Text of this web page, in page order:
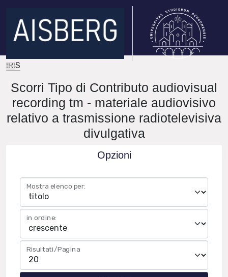
IRIS
Scorri Tipo di Contributo audiovisual
recording tm - materiale audiovisivo
relativo a trasmissione radiotelevisiva
divulgativa
Opzioni
Mostra elenco per:
in ordine:
Risultati/Pagina